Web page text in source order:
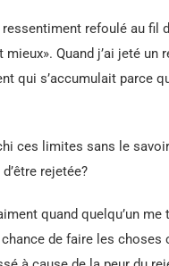
refoulé au fil
Quand j’ai jeté un
qui s’accumulait parce
ces limites sans le
rejetée?
quand quelqu’un
de faire les